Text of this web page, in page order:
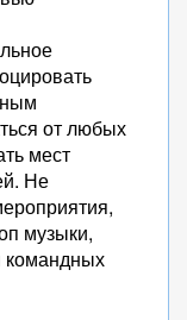
от любых
мест
Не
музыки,
командных